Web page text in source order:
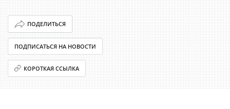
ПОДЕЛИТЬСЯ
ПОДПИСАТЬСЯ НА НОВОСТИ
КОРОТКАЯ ССЫЛКА